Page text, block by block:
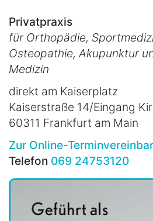
Privatpraxis
für Orthopädie,
Osteopathie, Akupunktur
Medizin
direkt am Kaiserplatz
Kaiserstraße 14/Eingang
60311 Frankfurt am Main
Zur Online-
Telefon 069 24753120